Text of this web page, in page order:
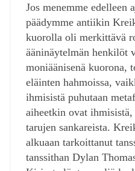
Jos menemme edelleen
päädymme antiikin
kuorolla oli merkittävä
ääninäytelmän henkilöt
moniäänisenä kuorona,
eläinten hahmoissa,
ihmisistä puhutaan
aiheetkin ovat
tarujen sankareista.
alkuaan tarkoittanut
tanssithan Dylan